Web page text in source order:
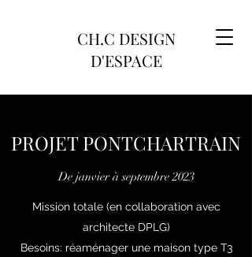
CH.C DESIGN
D'ESPACE
PROJET PONTCHARTRAIN
De janvier à septembre 2023
Mission totale (en collaboration avec
architecte DPLG)
Besoins: réaménager une maison type T3